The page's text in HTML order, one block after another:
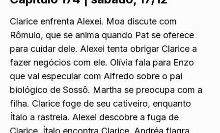
Clarice enfrenta Alexei. Moa discute com
Rômulo, que se anima quando Pat se oferece
para cuidar dele. Alexei tenta obrigar Clarice a
fazer negócios com ele. Olívia fala para Enzo
que vai especular com Alfredo sobre o pai
biológico de Sossô. Martha se preocupa com a
filha. Clarice foge de seu cativeiro, enquanto
Ítalo a rastreia. Alexei descobre a fuga de
Clarice. Ítalo encontra Clarice. Andréa flagra